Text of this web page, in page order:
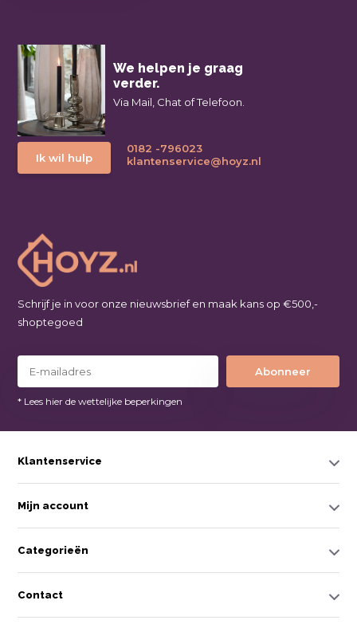
We helpen je graag
verder.
Via Mail, Chat of Telefoon.
Ik wil hulp
0182 -796023
klantenservice@hoyz.nl
Schrijf je in voor onze nieuwsbrief en maak kans op €500,-
shoptegoed
Abonneer
* Lees hier de wettelijke beperkingen
Klantenservice
Mijn account
Categorieën
Contact